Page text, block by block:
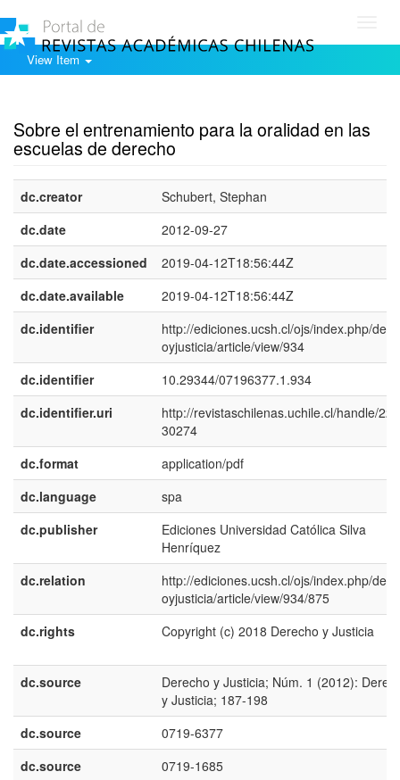
View Item
Sobre el entrenamiento para la oralidad en las
escuelas de derecho
dc.creator
Schubert, Stephan
dc.date
2012-09-27
dc.date.accessioned
2019-04-12T18:56:44Z
dc.date.available
2019-04-12T18:56:44Z
dc.identifier
http://ediciones.ucsh.cl/ojs/index.php/
oyjusticia/article/view/934
dc.identifier
10.29344/07196377.1.934
dc.identifier.uri
http://revistaschilenas.uchile.cl/handle/
30274
dc.format
application/pdf
dc.language
spa
dc.publisher
Ediciones Universidad Católica Silva
Henríquez
dc.relation
http://ediciones.ucsh.cl/ojs/index.php/
oyjusticia/article/view/934/875
dc.rights
Copyright (c) 2018 Derecho y Justicia
dc.source
Derecho y Justicia; Núm. 1 (2012):
y Justicia; 187-198
dc.source
0719-6377
dc.source
0719-1685